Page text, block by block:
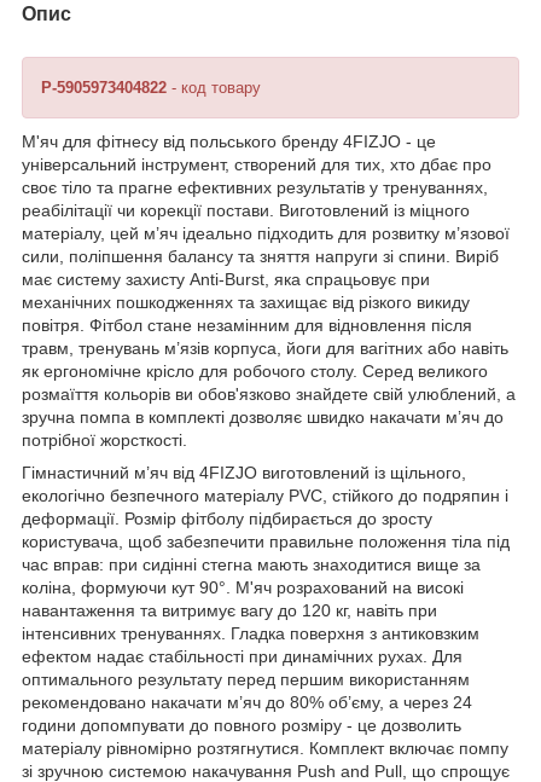
Опис
P-5905973404822 - код товару
М'яч для фітнесу від польського бренду 4FIZJO - це
універсальний інструмент, створений для тих, хто дбає про
своє тіло та прагне ефективних результатів у тренуваннях,
реабілітації чи корекції постави. Виготовлений із міцного
матеріалу, цей м’яч ідеально підходить для розвитку м’язової
сили, поліпшення балансу та зняття напруги зі спини. Виріб
має систему захисту Anti-Burst, яка спрацьовує при
механічних пошкодженнях та захищає від різкого викиду
повітря. Фітбол стане незамінним для відновлення після
травм, тренувань м’язів корпуса, йоги для вагітних або навіть
як ергономічне крісло для робочого столу. Серед великого
розмаїття кольорів ви обов'язково знайдете свій улюблений, а
зручна помпа в комплекті дозволяє швидко накачати м’яч до
потрібної жорсткості.
Гімнастичний м’яч від 4FIZJO виготовлений із щільного,
екологічно безпечного матеріалу PVC, стійкого до подряпин і
деформації. Розмір фітболу підбирається до зросту
користувача, щоб забезпечити правильне положення тіла під
час вправ: при сидінні стегна мають знаходитися вище за
коліна, формуючи кут 90°. М'яч розрахований на високі
навантаження та витримує вагу до 120 кг, навіть при
інтенсивних тренуваннях. Гладка поверхня з антиковзким
ефектом надає стабільності при динамічних рухах. Для
оптимального результату перед першим використанням
рекомендовано накачати м’яч до 80% об’єму, а через 24
години допомпувати до повного розміру - це дозволить
матеріалу рівномірно розтягнутися. Комплект включає помпу
зі зручною системою накачування Push and Pull, що спрощує